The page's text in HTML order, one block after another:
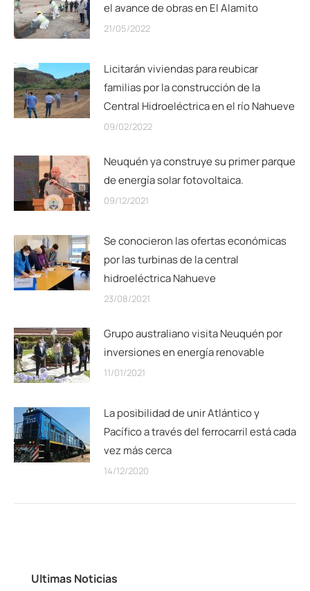
el avance de obras en El Alamito
21/05/2022
Licitarán viviendas para reubicar
familias por la construcción de la
Central Hidroeléctrica en el río Nahueve
09/02/2022
Neuquén ya construye su primer parque
de energía solar fotovoltaica.
09/12/2021
Se conocieron las ofertas económicas
por las turbinas de la central
hidroeléctrica Nahueve
23/08/2021
Grupo australiano visita Neuquén por
inversiones en energía renovable
11/01/2021
La posibilidad de unir Atlántico y
Pacífico a través del ferrocarril está cada
vez más cerca
14/12/2020
Ultimas Noticias